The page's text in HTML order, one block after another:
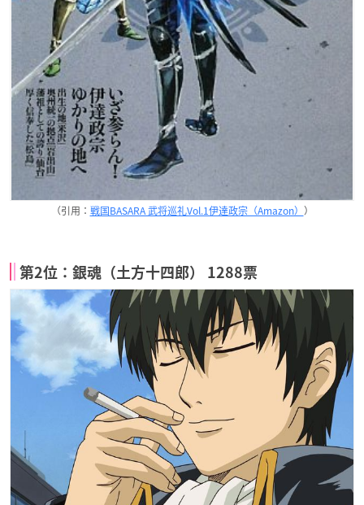
（引用： 戦国BASARA 武将巡礼Vol.1伊達政宗（Amazon） ）
第2位：銀魂（土方十四郎） 1288票